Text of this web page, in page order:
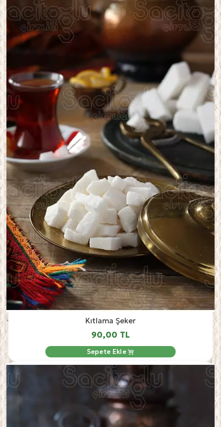
Kıtlama Şeker
90,00 TL
Sepete Ekle